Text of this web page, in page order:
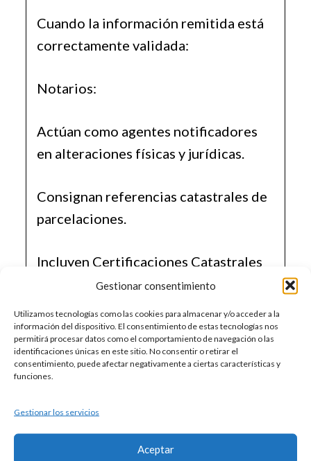
Gestionar consentimiento
Utilizamos tecnologías como las cookies para almacenar y/o acceder a la
información del dispositivo. El consentimiento de estas tecnologías nos
permitirá procesar datos como el comportamiento de navegación o las
identificaciones únicas en este sitio. No consentir o retirar el
consentimiento, puede afectar negativamente a ciertas características y
funciones.
Gestionar los servicios
Aceptar
Cuando la información remitida está
correctamente validada:
Notarios:
Actúan como agentes notificadores
en alteraciones físicas y jurídicas.
Consignan referencias catastrales de
parcelaciones.
Incluyen Certificaciones Catastrales
Descriptivas y Gráficas (CCDG)
Registradores:
representaciones gráficas
alternativas, asegurando que las